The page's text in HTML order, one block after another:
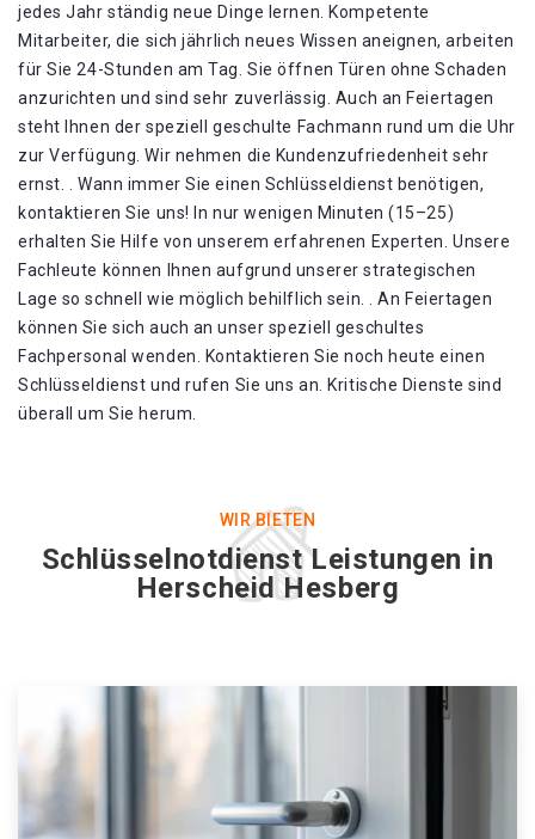
jedes Jahr ständig neue Dinge lernen. Kompetente
Mitarbeiter, die sich jährlich neues Wissen aneignen, arbeiten
für Sie 24-Stunden am Tag. Sie öffnen Türen ohne Schaden
anzurichten und sind sehr zuverlässig. Auch an Feiertagen
steht Ihnen der speziell geschulte Fachmann rund um die Uhr
zur Verfügung. Wir nehmen die Kundenzufriedenheit sehr
ernst. . Wann immer Sie einen Schlüsseldienst benötigen,
kontaktieren Sie uns! In nur wenigen Minuten (15–25)
erhalten Sie Hilfe von unserem erfahrenen Experten. Unsere
Fachleute können Ihnen aufgrund unserer strategischen
Lage so schnell wie möglich behilflich sein. . An Feiertagen
können Sie sich auch an unser speziell geschultes
Fachpersonal wenden. Kontaktieren Sie noch heute einen
Schlüsseldienst und rufen Sie uns an. Kritische Dienste sind
überall um Sie herum.
WIR BIETEN
Schlüsselnotdienst Leistungen in
Herscheid Hesberg